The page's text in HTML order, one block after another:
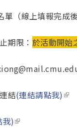
（線上填報完成
期限： 於活動開始
結(連結請點我)
我)(link is external)